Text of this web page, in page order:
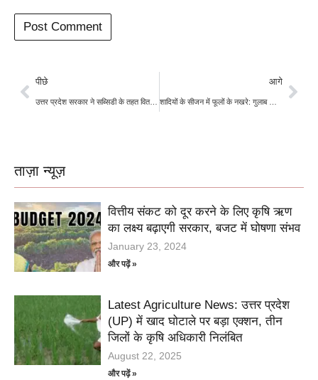
पीछे
उत्तर प्रदेश सरकार ने सब्सिडी के तहत वितरित किये 7.58 लाख क्विंटल गेहूं बीज, किसानों के लिए खरीद का आखिरी मौका
आगे
ताज़ा न्यूज़
वित्तीय संकट को दूर करने के लिए कृषि ऋण
का लक्ष्य बढ़ाएगी सरकार, बजट में घोषणा संभव
January 23, 2024
और पढ़ें »
Latest Agriculture News: उत्तर प्रदेश
(UP) में खाद घोटाले पर बड़ा एक्शन, तीन
जिलों के कृषि अधिकारी निलंबित
August 22, 2025
और पढ़ें »